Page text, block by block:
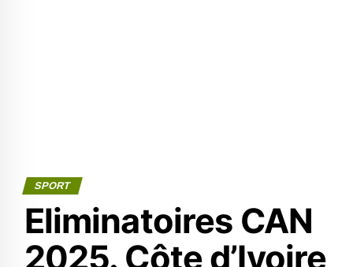
SPORT
Eliminatoires CAN
2025. Côte d’Ivoire